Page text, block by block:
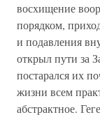
восхищение
порядком,
и подавления
открыл пути за
постарался их
жизни всем
абстрактное.